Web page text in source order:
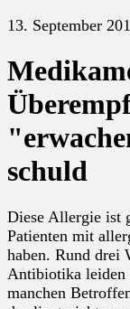
13. September
schuld
Diese Allergie ist
Patienten mit
haben. Rund drei
Antibiotika leiden
manchen